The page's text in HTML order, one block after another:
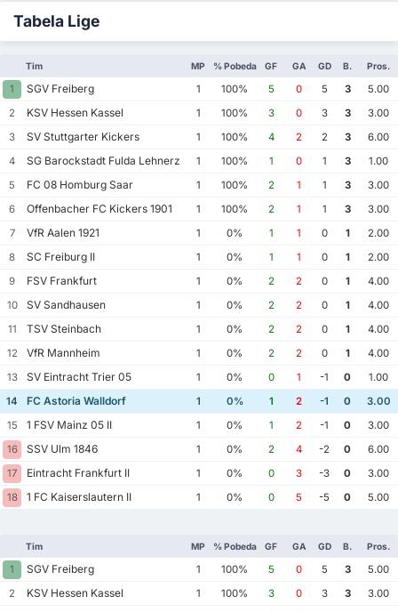
Tabela Lige
Tim MP % Pobeda GF GA GD B. Pros.
1 SGV Freiberg 1 100% 5 0 5 3
5.00
2
KSV Hessen Kassel 1 100% 3 0 3 3
3.00
3
SV Stuttgarter Kickers 1 100% 4 2 2 3
6.00
4
SG Barockstadt Fulda Lehnerz 1 100% 1 0 1 3
1.00
5
FC 08 Homburg Saar 1 100% 2 1 1 3
3.00
6
Offenbacher FC Kickers 1901 1 100% 2 1 1 3
3.00
7
VfR Aalen 1921 1 0% 1 1 0 1
2.00
8
SC Freiburg II 1 0% 1 1 0 1
2.00
9
FSV Frankfurt 1 0% 2 2 0 1
4.00
10
SV Sandhausen 1 0% 2 2 0 1
4.00
11
TSV Steinbach 1 0% 2 2 0 1
4.00
12
VfR Mannheim 1 0% 2 2 0 1
4.00
13
SV Eintracht Trier 05 1 0% 0 1 -1 0
1.00
14
FC Astoria Walldorf 1 0% 1 2 -1 0
3.00
15
1 FSV Mainz 05 II 1 0% 1 2 -1 0
3.00
16
SSV Ulm 1846 1 0% 2 4 -2 0
6.00
17
Eintracht Frankfurt II 1 0% 0 3 -3 0
3.00
18
1 FC Kaiserslautern II 1 0% 0 5 -5 0 5.00
Tim MP % Pobeda GF GA GD B. Pros.
1 SGV Freiberg 1 100% 5 0 5 3
5.00
2
KSV Hessen Kassel 1 100% 3 0 3 3
3.00